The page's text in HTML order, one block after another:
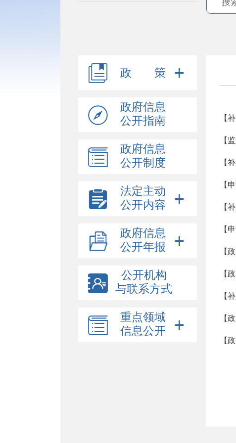
政 策
政府信息
公开指南
政府信息
公开制度
法定主动
公开内容
政府信息
公开年报
公开机构
与联系方式
重点领域
信息公开
【
【
【
【
【
【
【
【
【
【
【